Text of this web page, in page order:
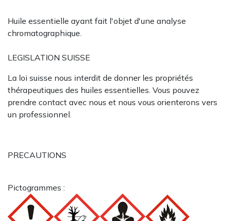
Huile essentielle ayant fait l'objet d'une analyse
chromatographique.
LEGISLATION SUISSE
La loi suisse nous interdit de donner les propriétés
thérapeutiques des huiles essentielles. Vous pouvez
prendre contact avec nous et nous vous orienterons vers
un professionnel.
PRECAUTIONS
Pictogrammes :